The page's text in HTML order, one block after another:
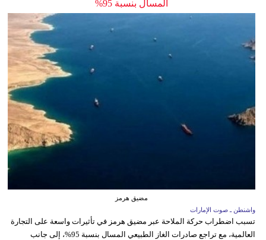
المسال بنسبة 95%
مضيق هرمز
واشنطن ـ صوت الإمارات
تسبب اضطراب حركة الملاحة عبر مضيق هرمز في تأثيرات واسعة على التجارة
العالمية، مع تراجع صادرات الغاز الطبيعي المسال بنسبة 95%، إلى جانب